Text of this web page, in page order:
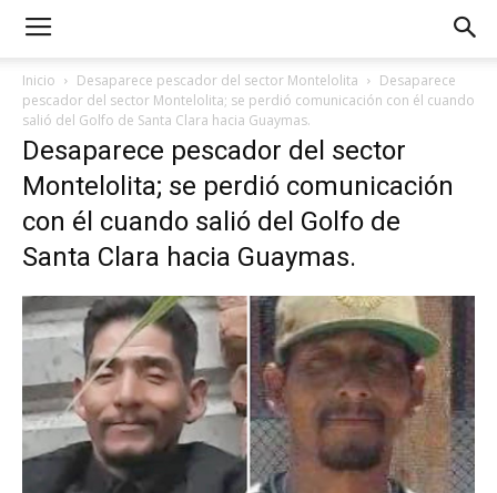
Inicio Desaparece pescador del sector Montelolita
Desaparece
pescador del sector Montelolita; se perdió comunicación con él cuando
salió del Golfo de Santa Clara hacia Guaymas.
Desaparece pescador del sector
Montelolita; se perdió comunicación
con él cuando salió del Golfo de
Santa Clara hacia Guaymas.